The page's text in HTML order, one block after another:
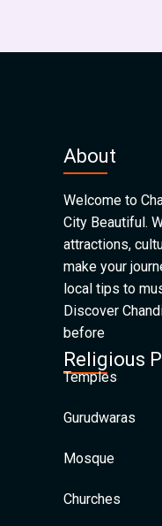
About
Welcome to
City Beautiful.
attractions,
make your
local tips to
Discover
before
Religious
Temples
Gurudwaras
Mosque
Churches